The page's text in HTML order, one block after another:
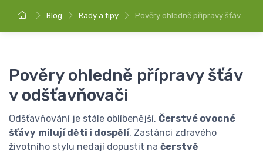
Blog Rady a tipy Pověry ohledně přípravy šťáv…
Pověry ohledně přípravy šťáv
v odšťavňovači
Odšťavňování je stále oblíbenější. Čerstvé ovocné
šťávy milují děti i dospělí. Zastánci zdravého
životního stylu nedají dopustit na čerstvě